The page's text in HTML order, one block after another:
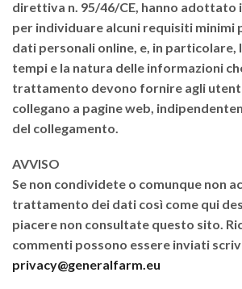
direttiva n. 95/46/CE, hanno adottato
per individuare alcuni requisiti minimi
dati personali online, e, in particolare,
tempi e la natura delle informazioni
trattamento devono fornire agli
collegano a pagine web,
del collegamento.
AVVISO
Se non condividete o comunque non
trattamento dei dati così come qui
piacere non consultate questo sito.
commenti possono essere inviati
privacy@generalfarm.eu